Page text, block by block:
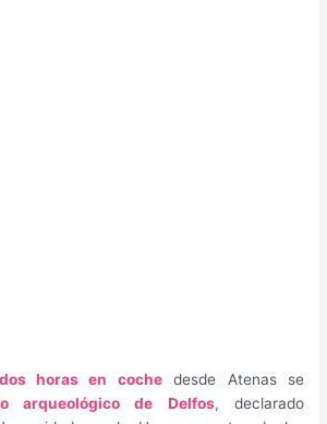
horas en cochedesde Atenas se
arqueológico de Delfos, declarado